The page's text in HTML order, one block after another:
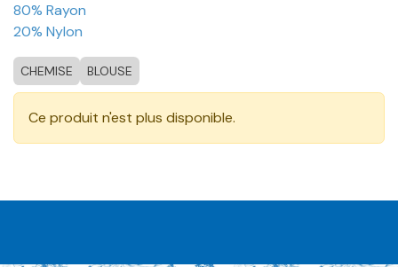
80% Rayon
20% Nylon
CHEMISE BLOUSE
Ce produit n'est plus disponible.